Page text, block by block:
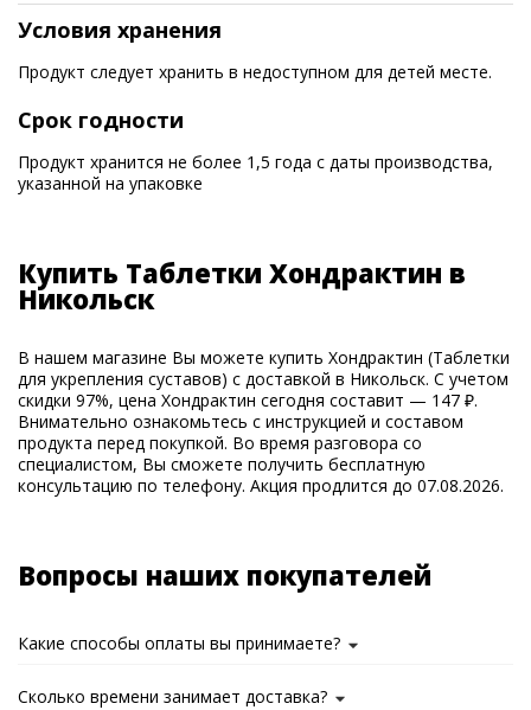
Условия хранения
Продукт следует хранить в недоступном для детей месте.
Срок годности
Продукт хранится не более 1,5 года с даты производства,
указанной на упаковке
Купить Таблетки Хондрактин в
Никольск
В нашем магазине Вы можете купить Хондрактин (Таблетки
для укрепления суставов) с доставкой в Никольск. С учетом
скидки 97%, цена Хондрактин сегодня составит — 147 ₽.
Внимательно ознакомьтесь с инструкцией и составом
продукта перед покупкой. Во время разговора со
специалистом, Вы сможете получить бесплатную
консультацию по телефону. Акция продлится до 07.08.2026.
Вопросы наших покупателей
Какие способы оплаты вы принимаете?
Сколько времени занимает доставка?